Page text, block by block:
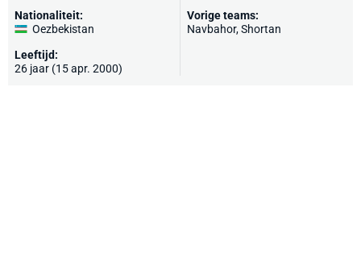
Nationaliteit:
Oezbekistan
Leeftijd:
26 jaar (15 apr. 2000)
Vorige teams:
Navbahor, Shortan